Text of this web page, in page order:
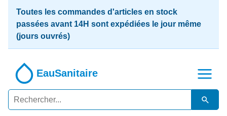
Toutes les commandes d'articles en stock
passées avant 14H sont expédiées le jour même
(jours ouvrés)
EauSanitaire